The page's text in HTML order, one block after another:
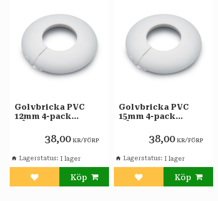
Golvbricka PVC
12mm 4-pack
38,00 KR/FÖRP
Lägg till i favoriter
Lagerstatus
Golvbricka PVC
15mm 4-pack
38,00 KR/FÖRP
Lägg till i favoriter
Lagerstatus